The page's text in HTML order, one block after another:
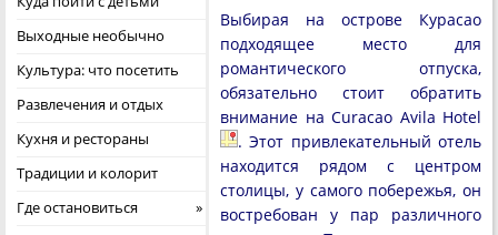
Выходные необычно
Культура: что посетить
Развлечения и отдых
Кухня и рестораны
Традиции и колорит
Где остановиться
Выбирая на острове Курасао
подходящее место для
романтического отпуска,
обязательно стоит обратить
внимание на Curacao Avila Hotel
. Этот привлекательный отель
находится рядом с центром
столицы, у самого побережья, он
востребован у пар различного